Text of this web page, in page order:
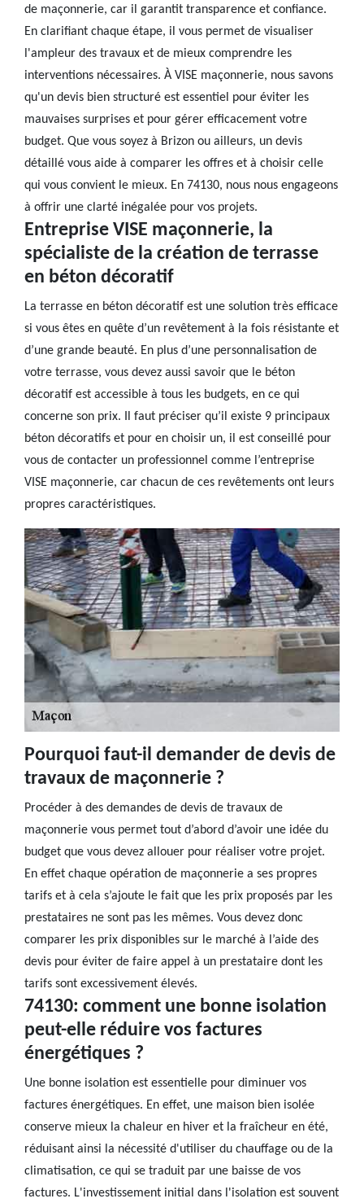
de maçonnerie, car il garantit transparence et confiance.
En clarifiant chaque étape, il vous permet de visualiser
l'ampleur des travaux et de mieux comprendre les
interventions nécessaires. À VISE maçonnerie, nous savons
qu'un devis bien structuré est essentiel pour éviter les
mauvaises surprises et pour gérer efficacement votre
budget. Que vous soyez à Brizon ou ailleurs, un devis
détaillé vous aide à comparer les offres et à choisir celle
qui vous convient le mieux. En 74130, nous nous engageons
à offrir une clarté inégalée pour vos projets.
Entreprise VISE maçonnerie, la
spécialiste de la création de terrasse
en béton décoratif
La terrasse en béton décoratif est une solution très efficace
si vous êtes en quête d’un revêtement à la fois résistante et
d’une grande beauté. En plus d’une personnalisation de
votre terrasse, vous devez aussi savoir que le béton
décoratif est accessible à tous les budgets, en ce qui
concerne son prix. Il faut préciser qu’il existe 9 principaux
béton décoratifs et pour en choisir un, il est conseillé pour
vous de contacter un professionnel comme l’entreprise
VISE maçonnerie, car chacun de ces revêtements ont leurs
propres caractéristiques.
Pourquoi faut-il demander de devis de
travaux de maçonnerie ?
Procéder à des demandes de devis de travaux de
maçonnerie vous permet tout d’abord d’avoir une idée du
budget que vous devez allouer pour réaliser votre projet.
En effet chaque opération de maçonnerie a ses propres
tarifs et à cela s’ajoute le fait que les prix proposés par les
prestataires ne sont pas les mêmes. Vous devez donc
comparer les prix disponibles sur le marché à l’aide des
devis pour éviter de faire appel à un prestataire dont les
tarifs sont excessivement élevés.
74130: comment une bonne isolation
peut-elle réduire vos factures
énergétiques ?
Une bonne isolation est essentielle pour diminuer vos
factures énergétiques. En effet, une maison bien isolée
conserve mieux la chaleur en hiver et la fraîcheur en été,
réduisant ainsi la nécessité d'utiliser du chauffage ou de la
climatisation, ce qui se traduit par une baisse de vos
factures. L'investissement initial dans l'isolation est souvent